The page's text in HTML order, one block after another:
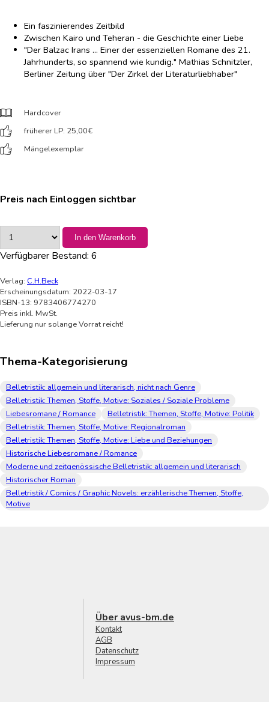
Ein faszinierendes Zeitbild
Zwischen Kairo und Teheran - die Geschichte einer Liebe
"Der Balzac Irans ... Einer der essenziellen Romane des 21.
Jahrhunderts, so spannend wie kundig." Mathias Schnitzler,
Berliner Zeitung über "Der Zirkel der Literaturliebhaber"
Hardcover
früherer LP: 25,00€
Mängelexemplar
Preis nach Einloggen sichtbar
In den Warenkorb
Verfügbarer Bestand: 6
Verlag: C.H.Beck
Erscheinungsdatum: 2022-03-17
ISBN-13: 9783406774270
Preis inkl. MwSt.
Lieferung nur solange Vorrat reicht!
Thema-Kategorisierung
Belletristik: allgemein und literarisch, nicht nach Genre
Belletristik: Themen, Stoffe, Motive: Soziales / Soziale Probleme
Liebesromane / Romance
Belletristik: Themen, Stoffe, Motive: Politik
Belletristik: Themen, Stoffe, Motive: Regionalroman
Belletristik: Themen, Stoffe, Motive: Liebe und Beziehungen
Historische Liebesromane / Romance
Moderne und zeitgenössische Belletristik: allgemein und literarisch
Historischer Roman
Belletristik / Comics / Graphic Novels: erzählerische Themen, Stoffe,
Motive
Über avus-bm.de
Kontakt
AGB
Datenschutz
Impressum